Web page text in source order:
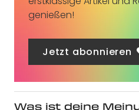
genießen!
Jetzt abonnieren
Was ist deine